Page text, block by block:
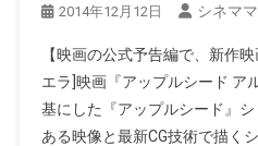
2014年12月12日 シネマ
【映画の公式予告編で、新作
エラ]映画『アップルシード ア
基にした『アップルシード』
ある映像と最新CG技術で描く